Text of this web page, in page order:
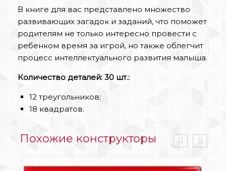
В книге для вас представлено множество
развивающих загадок и заданий, что поможет
родителям не только интересно провести с
ребенком время за игрой, но также облегчит
процесс интеллектуального развития малыша.
Количество деталей: 30 шт.:
12 треугольников;
18 квадратов.
Похожие конструкторы